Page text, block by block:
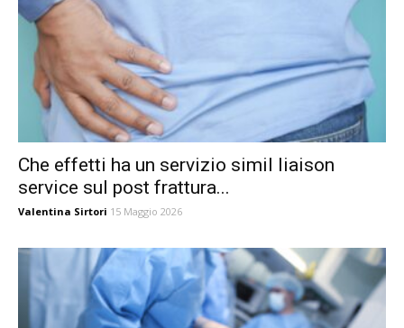
Che effetti ha un servizio simil liaison
service sul post frattura...
Valentina Sirtori 15 Maggio 2026